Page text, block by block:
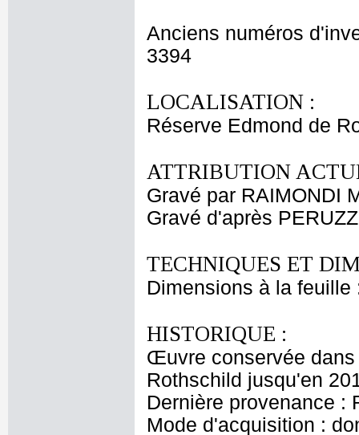
Anciens numéros
3394
LOCALISATION :
Réserve Edmond de
ATTRIBUTION
Gravé par RAIMONDI
Gravé d'après
TECHNIQUES ET
Dimensions à la
HISTORIQUE :
Œuvre conservée dans
Rothschild jusqu'en
Dernière provenance :
Mode d'acquisition :